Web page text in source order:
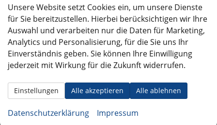
Abschaltsicherung, elektrisch
Airbag FS und BFS, mit BFS-Deaktivierung
Seitenairbag vorn, mit Kopfairbag
Zierleisten schwarz
Mittelarmlehne vorn
Spurhalteassistent
Front Assist
Reifendruckkontrolle
PreCrash Basic und Front
Unsere Website setzt Cookies ein, um unsere Dienste
für Sie bereitzustellen. Hierbei berücksichtigen wir Ihre
Auswahl und verarbeiten nur die Daten für Marketing,
Analytics und Personalisierung, für die Sie uns Ihr
Einverständnis geben. Sie können Ihre Einwilligung
jederzeit mit Wirkung für die Zukunft widerrufen.
Alle akzeptieren Alle ablehnen
Einstellungen
Datenschutzerklärung Impressum